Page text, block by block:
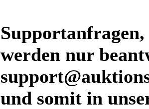
werden nur
und somit in